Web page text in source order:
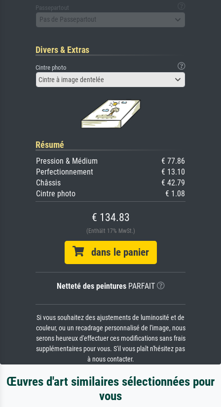
Passepartout
Pas de Passepartout
Divers & Extras
Cintre photo
Cintre à image dentelée
Résumé
Pression & Médium
€ 77.86
Perfectionnement
€ 13.10
Châssis
€ 42.79
Cintre photo
€ 1.08
€ 134.83
(Enthält 17% MwSt.)
dans le panier
Netteté des peinturesPARFAIT
Si vous souhaitez des ajustements de luminosité et de
couleur, ou un recadrage personnalisé de l'image, nous
serons heureux d'effectuer ces modifications sans frais
supplémentaires pour vous. S'il vous plaît n'hésitez pas
à nous contacter.
Œuvres d'art similaires sélectionnées pour
vous